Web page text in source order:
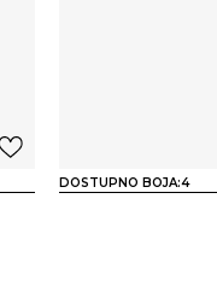
DOSTUPNO BOJA:4